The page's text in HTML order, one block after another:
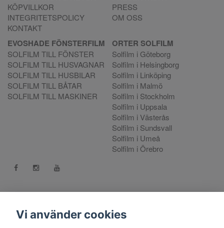
KÖPVILLKOR
INTEGRITETSPOLICY
KONTAKT
PRESS
OM OSS
EVOSHADE FÖNSTERFILM
SOLFILM TILL FÖNSTER
SOLFILM TILL HUSVAGNAR
SOLFILM TILL HUSBILAR
SOLFILM TILL BÅTAR
SOLFILM TILL MASKINER
ORTER SOLFILM
Solfilm i Göteborg
Solfilm i Helsingborg
Solfilm i Linköping
Solfilm i Malmö
Solfilm i Stockholm
Solfilm i Uppsala
Solfilm i Västerås
Solfilm i Sundsvall
Solfilm i Umeå
Solfilm i Örebro
Kontakt:mejla oss. Vill du göra en reklamation använd vår
Vi använder cookies